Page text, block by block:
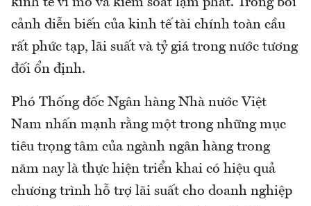
kinh tế vĩ mô và kiểm soát lạm phát. Trong bối
cảnh diễn biến của kinh tế tài chính toàn cầu
rất phức tạp, lãi suất và tỷ giá trong nước tương
đối ổn định.
Phó Thống đốc Ngân hàng Nhà nước Việt
Nam nhấn mạnh rằng một trong những mục
tiêu trọng tâm của ngành ngân hàng trong
năm nay là thực hiện triển khai có hiệu quả
chương trình hỗ trợ lãi suất cho doanh nghiệp